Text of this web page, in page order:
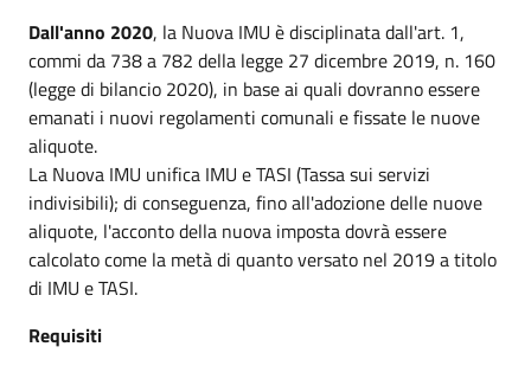
Dall'anno 2020, la Nuova IMU è disciplinata dall'art. 1,
commi da 738 a 782 della legge 27 dicembre 2019, n. 160
(legge di bilancio 2020), in base ai quali dovranno essere
emanati i nuovi regolamenti comunali e fissate le nuove
aliquote.
La Nuova IMU unifica IMU e TASI (Tassa sui servizi
indivisibili); di conseguenza, fino all'adozione delle nuove
aliquote, l'acconto della nuova imposta dovrà essere
calcolato come la metà di quanto versato nel 2019 a titolo
di IMU e TASI.
Requisiti